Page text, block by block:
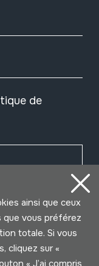
de
ainsi que ceux
que vous préférez
totale. Si vous
cliquez sur «
« J’ai compris